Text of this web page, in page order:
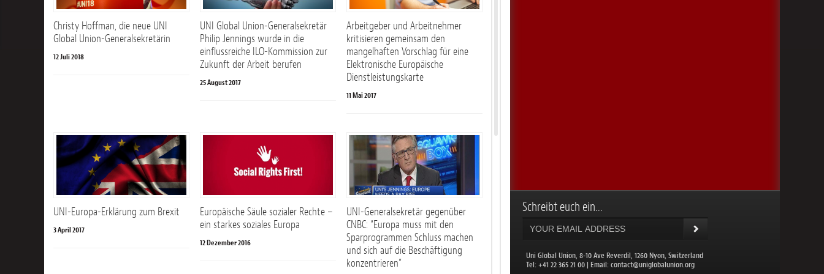
Christy Hoffman, die neue UNI
Global Union-Generalsekretärin
12 Juli 2018
UNI Global Union-Generalsekretär
Philip Jennings wurde in die
einflussreiche ILO-Kommission zur
Zukunft der Arbeit berufen
25 August 2017
Arbeitgeber und Arbeitnehmer
kritisieren gemeinsam den
mangelhaften Vorschlag für eine
Elektronische Europäische
Dienstleistungskarte
11 Mai 2017
UNI-Europa-Erklärung zum Brexit
3 April 2017
Europäische Säule sozialer Rechte –
ein starkes soziales Europa
12 Dezember 2016
UNI-Generalsekretär gegenüber
CNBC: “Europa muss mit den
Sparprogrammen Schluss machen
und sich auf die Beschäftigung
konzentrieren”
Schreibt euch ein...
Uni Global Union, 8-10 Ave Reverdil, 1260 Nyon, Switzerland
​Tel: +41 22 365 21 00 | Email:contact@uniglobalunion.org